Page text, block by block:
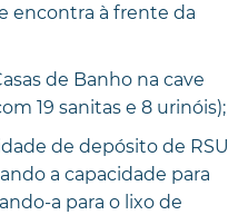
encontra à frente da
de Banho na cave
19 sanitas e 8 urinóis);
de depósito de RSU
a capacidade para
a para o lixo de